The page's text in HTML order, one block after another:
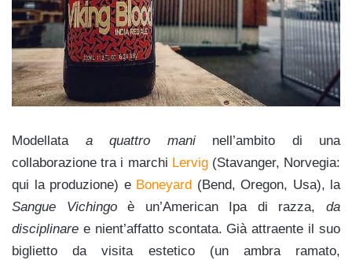
Modellata a quattro maninell’ambito di una
collaborazione tra i marchi Lervig(Stavanger, Norvegia:
qui la produzione) e Boneyard (Bend, Oregon, Usa), la
Sangue Vichingoè un’American Ipa di razza,da
disciplinare e nient’affatto scontata. Già attraente il suo
biglietto da visita estetico (un ambra ramato,